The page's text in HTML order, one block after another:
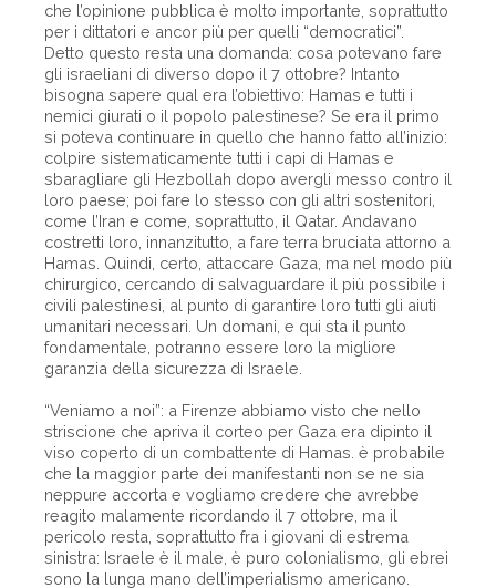
che l’opinione pubblica è molto importante, soprattutto
per i dittatori e ancor più per quelli “democratici”.
Detto questo resta una domanda: cosa potevano fare
gli israeliani di diverso dopo il 7 ottobre? Intanto
bisogna sapere qual era l’obiettivo: Hamas e tutti i
nemici giurati o il popolo palestinese? Se era il primo
si poteva continuare in quello che hanno fatto all’inizio:
colpire sistematicamente tutti i capi di Hamas e
sbaragliare gli Hezbollah dopo avergli messo contro il
loro paese; poi fare lo stesso con gli altri sostenitori,
come l’Iran e come, soprattutto, il Qatar. Andavano
costretti loro, innanzitutto, a fare terra bruciata attorno a
Hamas. Quindi, certo, attaccare Gaza, ma nel modo più
chirurgico, cercando di salvaguardare il più possibile i
civili palestinesi, al punto di garantire loro tutti gli aiuti
umanitari necessari. Un domani, e qui sta il punto
fondamentale, potranno essere loro la migliore
garanzia della sicurezza di Israele.
“Veniamo a noi”: a Firenze abbiamo visto che nello
striscione che apriva il corteo per Gaza era dipinto il
viso coperto di un combattente di Hamas. è probabile
che la maggior parte dei manifestanti non se ne sia
neppure accorta e vogliamo credere che avrebbe
reagito malamente ricordando il 7 ottobre, ma il
pericolo resta, soprattutto fra i giovani di estrema
sinistra: Israele è il male, è puro colonialismo, gli ebrei
sono la lunga mano dell’imperialismo americano.